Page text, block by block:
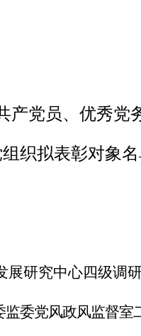
产党员、优秀党
织拟表彰对象
展研究中心四级调
监委党风政风监督室